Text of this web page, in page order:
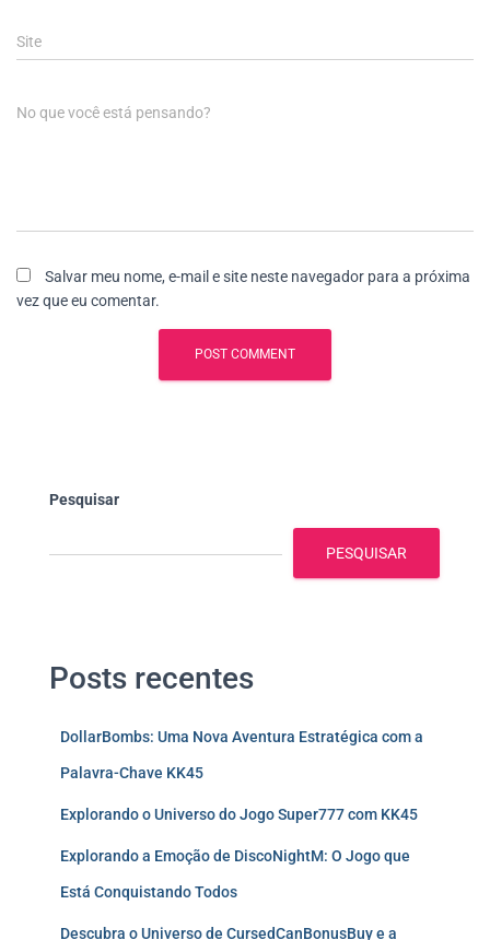
Site
No que você está pensando?
Salvar meu nome, e-mail e site neste navegador para a próxima
vez que eu comentar.
Pesquisar
PESQUISAR
Posts recentes
DollarBombs: Uma Nova Aventura Estratégica com a
Palavra-Chave KK45
Explorando o Universo do Jogo Super777 com KK45
Explorando a Emoção de DiscoNightM: O Jogo que
Está Conquistando Todos
Descubra o Universo de CursedCanBonusBuy e a